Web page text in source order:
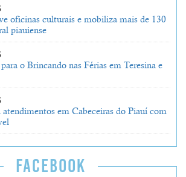
oficinas culturais e mobiliza mais de 130
piauiense
o Brincando nas Férias em Teresina e
em Cabeceiras do Piauí com
FACEBOOK